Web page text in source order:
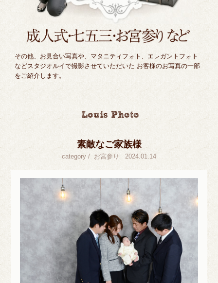
その他、お見合い写真や、マタニティフォト、エレガントフォト
などスタジオルイで撮影させていただいた お客様のお写真の一部
をご紹介します。
素敵なご家族様
category / お宮参り 2024.01.14